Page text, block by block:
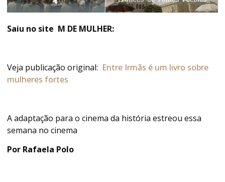
Saiu no site M DE MULHER:
Veja publicação original: Entre Irmãs é um livro sobre
mulheres fortes
A adaptação para o cinema da história estreou essa
semana no cinema
Por Rafaela Polo